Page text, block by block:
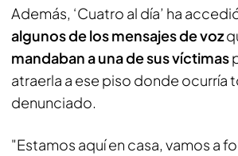
Además, ‘Cuatro al día’ ha
algunos de los mensajes de voz
mandaban a una de sus víctimas
atraerla a ese piso donde ocurría
denunciado.
"Estamos aquí en casa, vamos a